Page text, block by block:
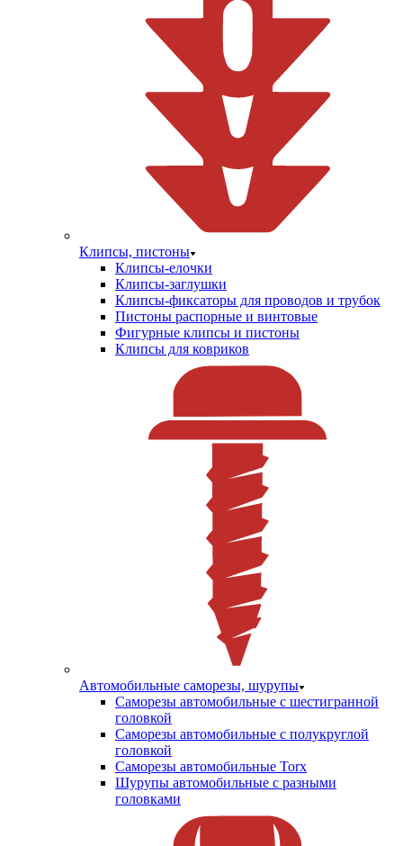
Клипсы, пистоны
Клипсы-елочки
Клипсы-заглушки
Клипсы-фиксаторы для проводов и трубок
Пистоны распорные и винтовые
Фигурные клипсы и пистоны
Клипсы для ковриков
Автомобильные саморезы, шурупы
Саморезы автомобильные с шестигранной
головкой
Саморезы автомобильные с полукруглой
головкой
Саморезы автомобильные Torx
Шурупы автомобильные с разными
головками